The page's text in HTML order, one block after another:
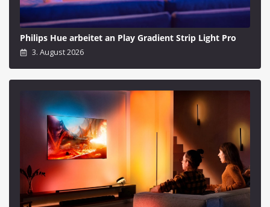
Philips Hue arbeitet an Play Gradient Strip Light Pro
3. August 2026